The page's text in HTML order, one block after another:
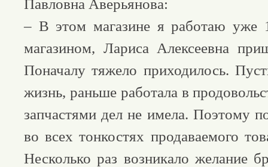
Павловна Аверьянова:
– В этом магазине я работаю уже
магазином, Лариса Алексеевна
Поначалу тяжело приходилось.
жизнь, раньше работала в
запчастями дел не имела. Поэтому
во всех тонкостях продаваемого
Несколько раз возникало желание